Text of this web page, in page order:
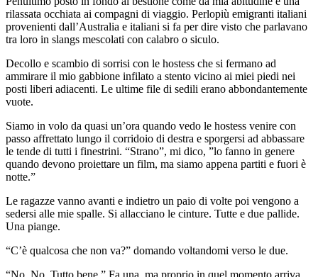
rilassata occhiata ai compagni di viaggio. Perlopiù emigranti italiani
provenienti dall’Australia e italiani si fa per dire visto che parlavano
tra loro in slangs mescolati con calabro o siculo.
Decollo e scambio di sorrisi con le hostess che si fermano ad
ammirare il mio gabbione infilato a stento vicino ai miei piedi nei
posti liberi adiacenti. Le ultime file di sedili erano abbondantemente
vuote.
Siamo in volo da quasi un’ora quando vedo le hostess venire con
passo affrettato lungo il corridoio di destra e sporgersi ad abbassare
le tende di tutti i finestrini. “Strano”, mi dico, ”lo fanno in genere
quando devono proiettare un film, ma siamo appena partiti e fuori è
notte.”
Le ragazze vanno avanti e indietro un paio di volte poi vengono a
sedersi alle mie spalle. Si allacciano le cinture. Tutte e due pallide.
Una piange.
“C’è qualcosa che non va?” domando voltandomi verso le due.
“No. No. Tutto bene.” Fa una, ma proprio in quel momento arriva